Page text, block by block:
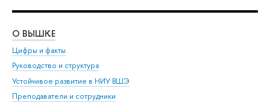
О ВЫШКЕ
Цифры и факты
Руководство и структура
Устойчивое развитие в НИУ ВШЭ
Преподаватели и сотрудники